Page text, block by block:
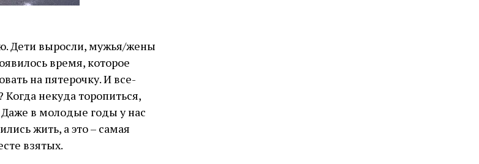
Дети выросли, мужья/жены
время, которое
на пятерочку. И все-
некуда торопиться,
Даже в молодые годы у нас
жить, а это – самая
взятых.